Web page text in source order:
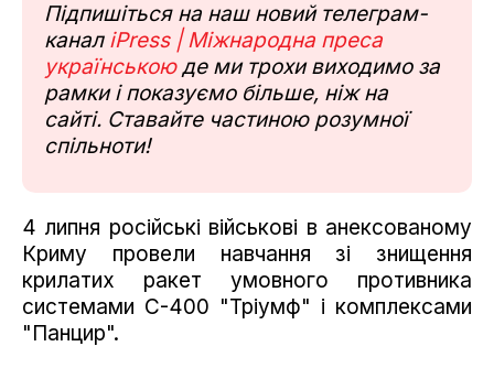
Підпишіться на наш новий телеграм-
канал iPress | Міжнародна преса
українськоюде ми трохи виходимо за
рамки і показуємо більше, ніж на
сайті. Ставайте частиною розумної
спільноти!
4 липня російські військові в анексованому
Криму провели навчання зі знищення
крилатих ракет умовного противника
системами С-400 "Тріумф" і комплексами
"Панцир".